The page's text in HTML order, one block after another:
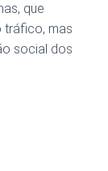
que
tráfico, mas
social dos